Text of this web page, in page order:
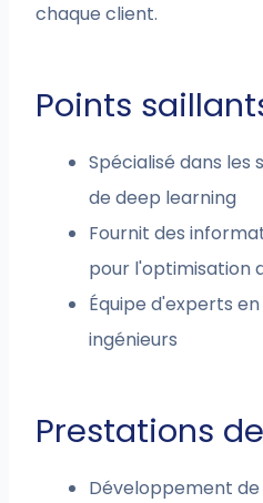
chaque client.
Points
Spécialisé dans les
de deep learning
Fournit des
pour l'optimisation
Équipe d'experts
ingénieurs
Prestations
Développement